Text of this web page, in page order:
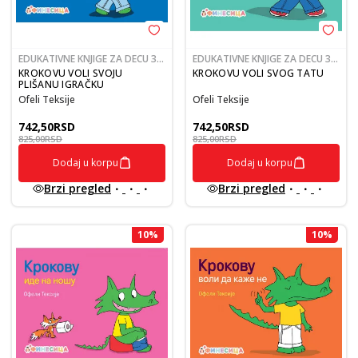
EDUKATIVNE KNJIGE ZA DECU 3-
5
KROKOVU VOLI SVOJU
PLIŠANU IGRAČKU
Ofeli Teksije
742,50RSD
825,00RSD
Dodaj u korpu
Brzi pregled
EDUKATIVNE KNJIGE ZA DECU 3-
5
KROKOVU VOLI SVOG TATU
Ofeli Teksije
742,50RSD
825,00RSD
Dodaj u korpu
Brzi pregled
10% 10%